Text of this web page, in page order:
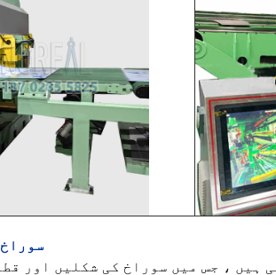
3.
، جس میں سوراخ کی شکلیں اور